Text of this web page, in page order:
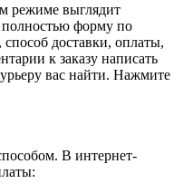
режиме выглядит
форму по
доставки, оплаты,
к заказу написать
вас найти. Нажмите
В интернет-